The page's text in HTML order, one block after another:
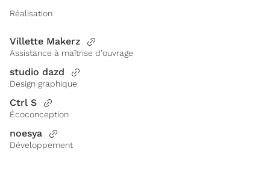
Réalisation
Villette Makerz
Assistance à maîtrise d’ouvrage
studio dazd
Design graphique
Ctrl S
Écoconception
noesya
Développement